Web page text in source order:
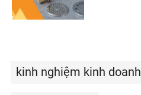
kinh nghiệm kinh doanh